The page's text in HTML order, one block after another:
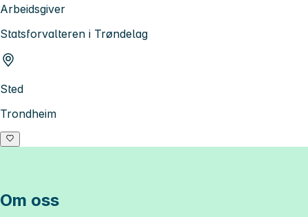
Arbeidsgiver
Statsforvalteren i Trøndelag
Sted
Trondheim
Om oss